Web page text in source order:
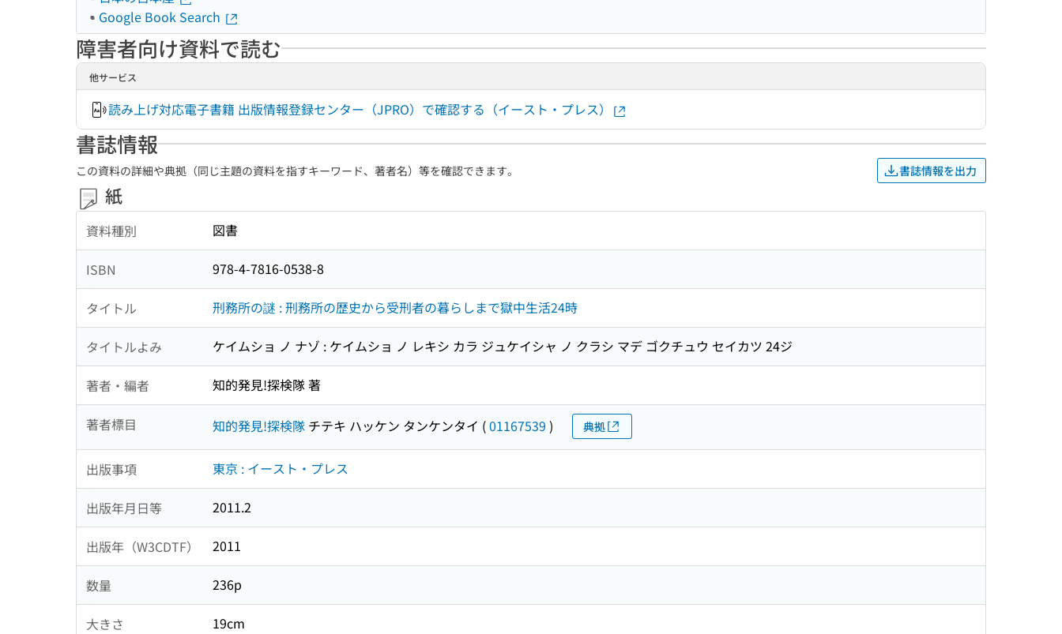
Google Book Search
障害者向け資料で読む
他サービス
読み上げ対応電子書籍 出版情報登録センター（JPRO）で確認する（イースト・プレス）
書誌情報
この資料の詳細や典拠（同じ主題の資料を指すキーワード、著者名）等を確認できます。 書誌情報を出力
紙
資料種別 図書
ISBN 978-4-7816-0538-8
タイトル 刑務所の謎 : 刑務所の歴史から受刑者の暮らしまで獄中生活24時
タイトルよみ ケイムショ ノ ナゾ : ケイムショ ノ レキシ カラ ジュケイシャ ノ クラシ マデ ゴクチュウ セイカツ 24ジ
著者・編者 知的発見!探検隊 著
著者標目 知的発見!探検隊 チテキ ハッケン タンケンタイ (01167539 ) 典拠
出版事項 東京 : イースト・プレス
出版年月日等 2011.2
出版年（W3CDTF） 2011
数量 236p
大きさ 19cm